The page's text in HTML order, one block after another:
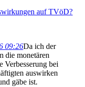
auf TVöD?
09:26Da ich der
die monetären
Verbesserung bei
auswirken
gäbe ist.